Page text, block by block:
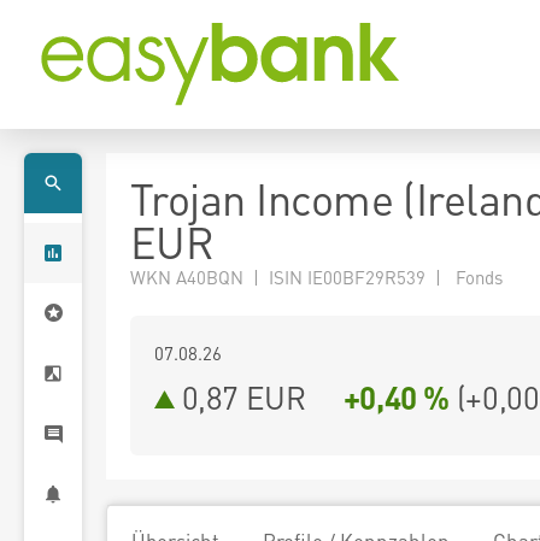
Trojan Income
EUR
WKN A40BQN | ISIN IE00BF29R539 | Fonds
07.08.26
0,87 EUR +0,40 % (+0,00